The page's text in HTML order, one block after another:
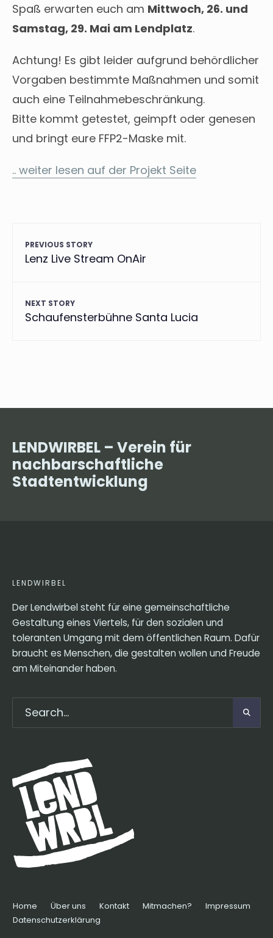
Spaß erwarten euch am Mittwoch, 26. und
Samstag, 29. Mai am Lendplatz.
Achtung! Es gibt leider aufgrund behördlicher
Vorgaben bestimmte Maßnahmen und somit
auch eine Teilnahmebeschränkung.
Bitte kommt getestet, geimpft oder genesen
und bringt eure FFP2-Maske mit.
.. weiter lesen auf der Projekt Seite
PREVIOUS STORY
Lenz Live Stream OnAir
NEXT STORY
Schaufensterbühne Santa Lucia
LENDWIRBEL – Verein für
nachbarschaftliche
Stadtentwicklung
LENDWIRBEL
Der Lendwirbel steht für eine gemeinschaftliche
Gestaltung eines Viertels, für den sozialen und
toleranten Umgang mit dem öffentlichen Raum. Dafür
braucht es Menschen, die gestalten wollen und Freude
am Miteinander haben.
Home Über uns Kontakt Mitmachen?
Impressum
Datenschutzerklärung